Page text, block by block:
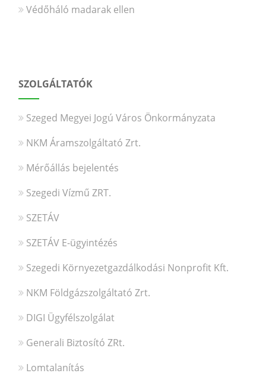
Védőháló madarak ellen
SZOLGÁLTATÓK
Szeged Megyei Jogú Város Önkormányzata
NKM Áramszolgáltató Zrt.
Mérőállás bejelentés
Szegedi Vízmű ZRT.
SZETÁV
SZETÁV E-ügyintézés
Szegedi Környezetgazdálkodási Nonprofit Kft.
NKM Földgázszolgáltató Zrt.
DIGI Ügyfélszolgálat
Generali Biztosító ZRt.
Lomtalanítás